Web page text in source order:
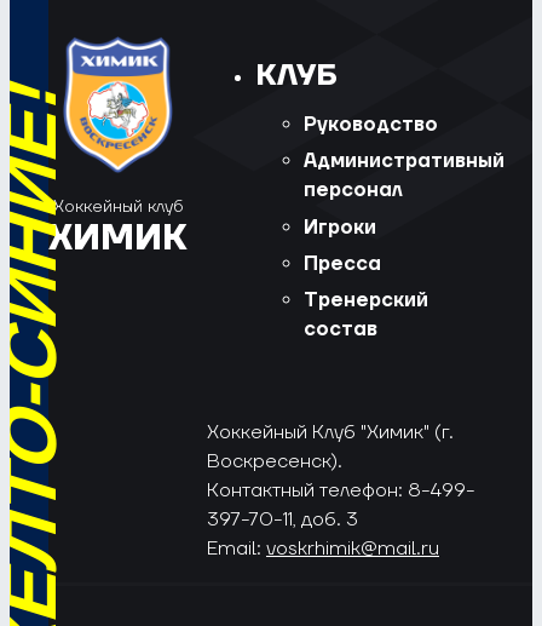
Хоккейный клуб
ХИМИК
КЛУБ
Руководство
Административный
персонал
Игроки
Пресса
Тренерский
состав
Хоккейный Клуб "Химик" (г.
Воскресенск).
Контактный телефон: 8-499-
397-70-11, доб. 3
Email: voskrhimik@mail.ru